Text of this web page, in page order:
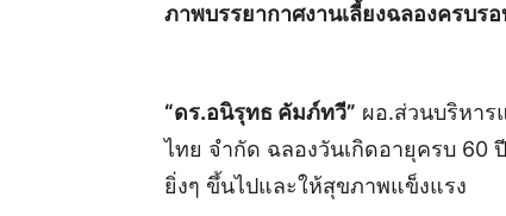
ภาพบรรยากาศงานเลี้ยงฉลองครบ
“ดร.อนิรุทธ คัมภ์ทวี” ผอ.ส่วนบริหาร
ไทย จำกัด ฉลองวันเกิดอายุครบ
ยิ่งๆ ขึ้นไปและให้สุขภาพแข็งแรง